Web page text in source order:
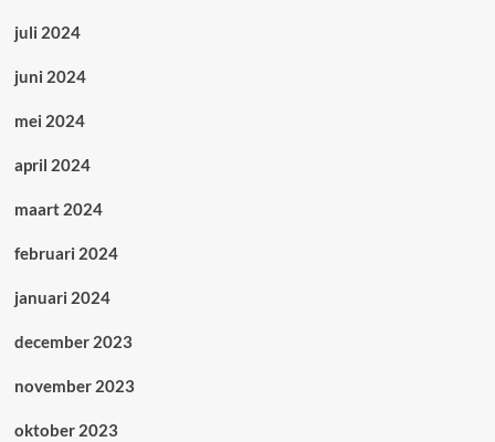
juli 2024
juni 2024
mei 2024
april 2024
maart 2024
februari 2024
januari 2024
december 2023
november 2023
oktober 2023